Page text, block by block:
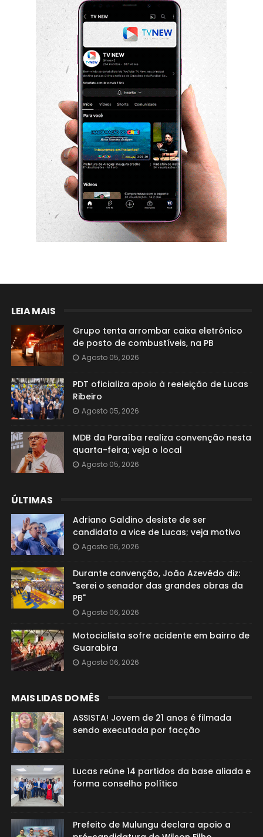
LEIA MAIS
Grupo tenta arrombar caixa eletrônico
de posto de combustíveis, na PB
Agosto 05, 2026
PDT oficializa apoio à reeleição de Lucas
Ribeiro
Agosto 05, 2026
MDB da Paraíba realiza convenção nesta
quarta-feira; veja o local
Agosto 05, 2026
ÚLTIMAS
Adriano Galdino desiste de ser
candidato a vice de Lucas; veja motivo
Agosto 06, 2026
Durante convenção, João Azevêdo diz:
"serei o senador das grandes obras da
PB"
Agosto 06, 2026
Motociclista sofre acidente em bairro de
Guarabira
Agosto 06, 2026
MAIS LIDAS DO MÊS
ASSISTA! Jovem de 21 anos é filmada
sendo executada por facção
Lucas reúne 14 partidos da base aliada e
forma conselho político
Prefeito de Mulungu declara apoio a